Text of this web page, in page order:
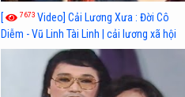
[ 7673 Video] Cải Lương Xưa : Đời Cô
Diễm - Vũ Linh Tài Linh | cải lương xã hội
hay nhất